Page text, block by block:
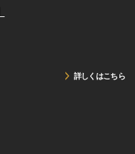
詳しくはこちら